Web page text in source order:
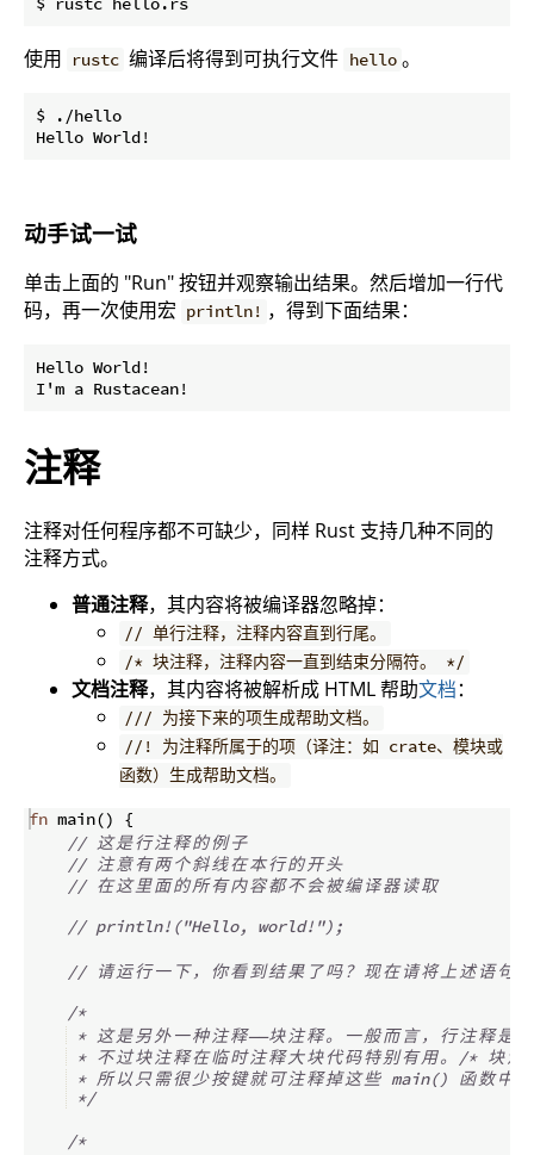
使用 rustc 编译后将得到可执行文件 hello 。
$ ./hello
动手试一试
单击上面的 "Run" 按钮并观察输出结果。然后增加一行代
码，再一次使用宏 println! ，得到下面结果：
Hello World!
注释
注释对任何程序都不可缺少，同样 Rust 支持几种不同的
注释方式。
普通注释，其内容将被编译器忽略掉：
// 单行注释，注释内容直到行尾。
/* 块注释，注释内容一直到结束分隔符。 */
文档注释，其内容将被解析成 HTML 帮助文档：
/// 为接下来的项生成帮助文档。
//! 为注释所属于的项（译注：如 crate、模块或
函数）生成帮助文档。
fn main()
{
// 这是行注释的 例 子
// 注意 有两 个斜线在本行的开 头
// 在这里面的所 有内容都不 会被编 译器 读取
// println!("Hello, world!");
// 请运行 一 下 ， 你看到结果 了吗 ？ 现在 请将上述 语 句
/*
* 这是 另外 一种注释——块注释。 一般而 言 ， 行注释是
* 不过块注释在临时注释大块 代码特别 有用。 /* 块注
* 所 以只 需很 少按键就 可注释掉这些 main() 函 数 中
*/
/*